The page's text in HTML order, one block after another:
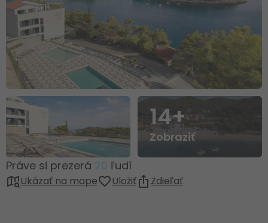
14+
Zobraziť
Práve si prezerá 20 ľudí
Ukázať na mape Uložiť Zdieľať